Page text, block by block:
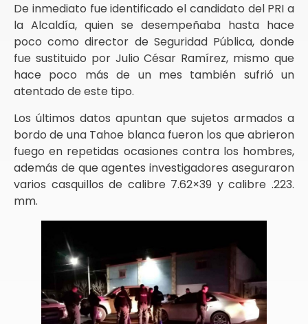
De inmediato fue identificado el candidato del PRI a
la Alcaldía, quien se desempeñaba hasta hace
poco como director de Seguridad Pública, donde
fue sustituido por Julio César Ramírez, mismo que
hace poco más de un mes también sufrió un
atentado de este tipo.
Los últimos datos apuntan que sujetos armados a
bordo de una Tahoe blanca fueron los que abrieron
fuego en repetidas ocasiones contra los hombres,
además de que agentes investigadores aseguraron
varios casquillos de calibre 7.62×39 y calibre .223.
mm.